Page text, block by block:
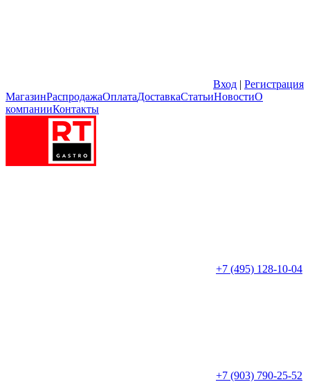
Вход | Регистрация
МагазинРаспродажаОплатаДоставкаСтатьиНовостиО
компанииКонтакты
+7 (495) 128-10-04
+7 (903) 790-25-52